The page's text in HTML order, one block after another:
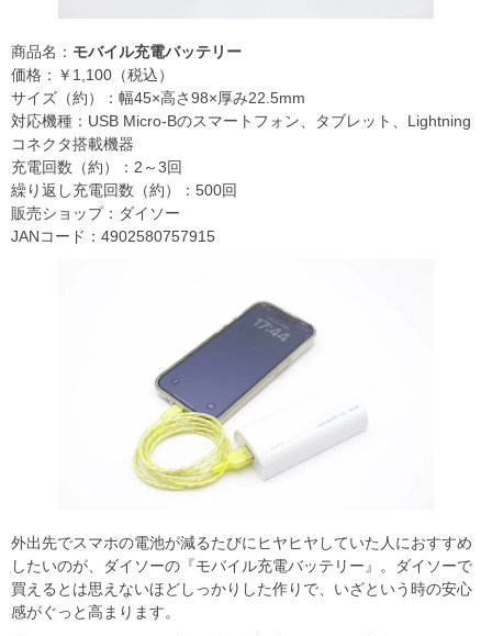
商品名： モバイル充電バッテリー
価格：￥1,100（税込）
サイズ（約）：幅45×高さ98×厚み22.5mm
対応機種：USB Micro-Bのスマートフォン、タブレット、Lightning
コネクタ搭載機器
充電回数（約）：2～3回
繰り返し充電回数（約）：500回
販売ショップ：ダイソー
JANコード：4902580757915
外出先でスマホの電池が減るたびにヒヤヒヤしていた人におすすめ
したいのが、ダイソーの『モバイル充電バッテリー』。ダイソーで
買えるとは思えないほどしっかりした作りで、いざという時の安心
感がぐっと高まります。